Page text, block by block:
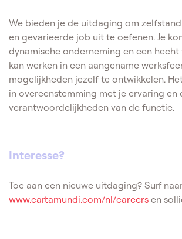
We bieden je de uitdaging om
en gevarieerde job uit te oefenen. Je
dynamische onderneming en een
kan werken in een aangename
mogelijkheden jezelf te ontwikkelen.
in overeenstemming met je ervaring en
verantwoordelijkheden van de functie.
Interesse?
Toe aan een nieuwe uitdaging? Surf
www.cartamundi.com/nl/careers en